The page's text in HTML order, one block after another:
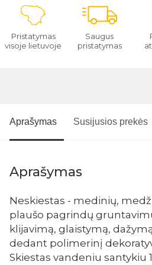
Pristatymas
visoje lietuvoje
Saugus
pristatymas
Aprašymas Susijusios prekės
Aprašymas
Neskiestas - medinių,
plaušo pagrindų
klijavimą, glaistymą,
dedant polimerinį
Skiestas vandeniu santykiu